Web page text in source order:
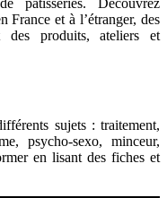
France et à l’étranger, des
produits, ateliers et
sujets : traitement,
psycho-sexo, minceur,
en lisant des fiches et